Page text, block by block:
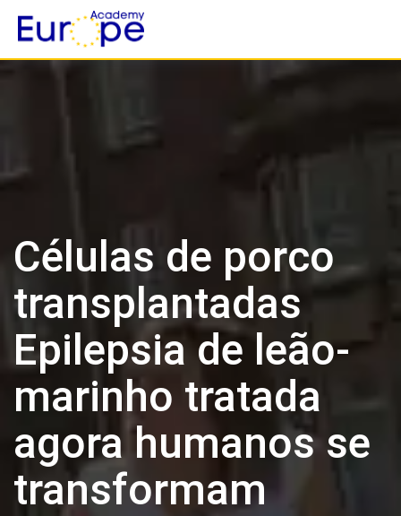
content
Células de porco
transplantadas
Epilepsia de leão-
marinho tratada
agora humanos se
transformam